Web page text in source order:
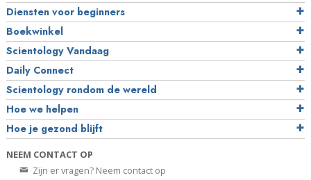
Diensten voor beginners
Boekwinkel
Scientology Vandaag
Daily Connect
Scientology rondom de wereld
Hoe we helpen
Hoe je gezond blijft
NEEM CONTACT OP
Zijn er vragen? Neem contact op